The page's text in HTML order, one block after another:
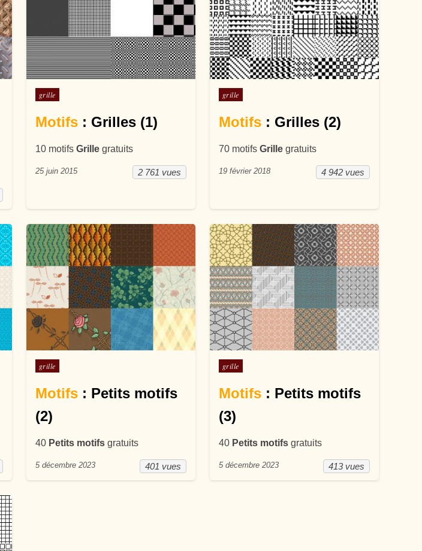
Posté dans
grille
Motifs: Grilles (1)
10 motifs Grillegratuits
2 761 vues
25 juin 2015
Posté dans
grille
Motifs: Grilles (2)
70 motifs Grillegratuits
4 942 vues
19 février 2018
Posté dans
grille
Motifs: Petits motifs
(2)
40 Petits motifsgratuits
401 vues
5 décembre 2023
Posté dans
grille
Motifs: Petits motifs
(3)
40 Petits motifsgratuits
413 vues
5 décembre 2023